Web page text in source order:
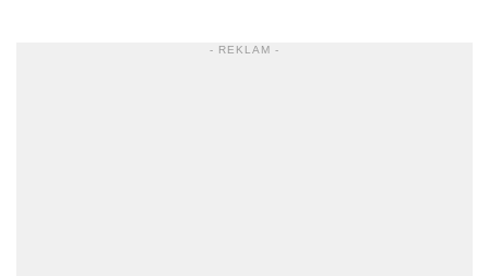
- REKLAM -